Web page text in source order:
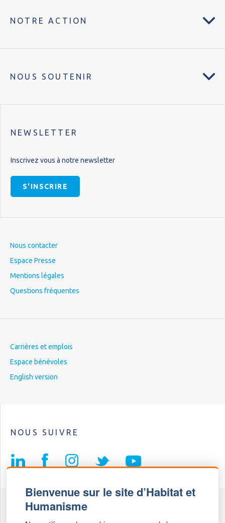
Bienvenue sur le site d’Habitat et
Humanisme
NOTRE ACTION
NOUS SOUTENIR
NEWSLETTER
Inscrivez vous à notre newsletter
S'INSCRIRE
Nous contacter
Espace Presse
Mentions légales
Questions fréquentes
Carrières et emplois
Espace bénévoles
English version
NOUS SUIVRE